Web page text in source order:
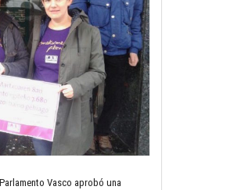
Vasco aprobó una